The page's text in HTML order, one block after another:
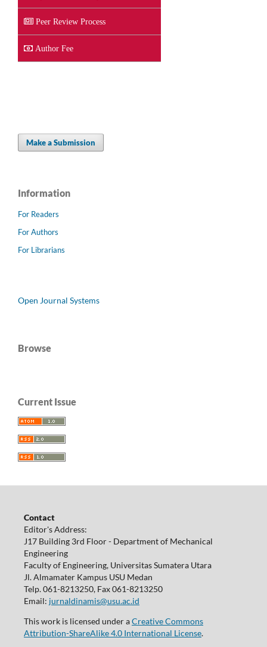
Peer Review Process
Author Fee
Make a Submission
Information
For Readers
For Authors
For Librarians
Open Journal Systems
Browse
Current Issue
Contact
Editor's Address:
J17 Building 3rd Floor - Department of Mechanical
Engineering
Faculty of Engineering, Universitas Sumatera Utara
Jl. Almamater Kampus USU Medan
Telp. 061-8213250, Fax 061-8213250
Email: jurnaldinamis@usu.ac.id
This work is licensed under aCreative Commons
Attribution-ShareAlike 4.0 International License.